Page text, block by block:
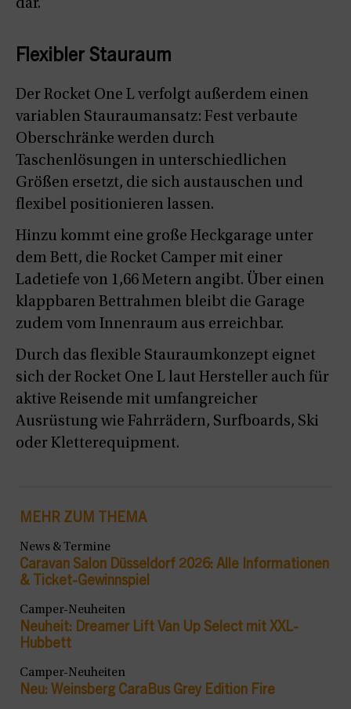
dar.
Flexibler Stauraum
Der Rocket One L verfolgt außerdem einen
variablen Stauraumansatz: Fest verbaute
Oberschränke werden durch
Taschenlösungen in unterschiedlichen
Größen ersetzt, die sich austauschen und
flexibel positionieren lassen.
Hinzu kommt eine große Heckgarage unter
dem Bett, die Rocket Camper mit einer
Ladetiefe von 1,66 Metern angibt. Über einen
klappbaren Bettrahmen bleibt die Garage
zudem vom Innenraum aus erreichbar.
Durch das flexible Stauraumkonzept eignet
sich der Rocket One L laut Hersteller auch für
aktive Reisende mit umfangreicher
Ausrüstung wie Fahrrädern, Surfboards, Ski
oder Kletterequipment.
MEHR ZUM THEMA
News & Termine
Caravan Salon Düsseldorf 2026: Alle Informationen
& Ticket-Gewinnspiel
Camper-Neuheiten
Neuheit: Dreamer Lift Van Up Select mit XXL-
Hubbett
Camper-Neuheiten
Neu: Weinsberg CaraBus Grey Edition Fire